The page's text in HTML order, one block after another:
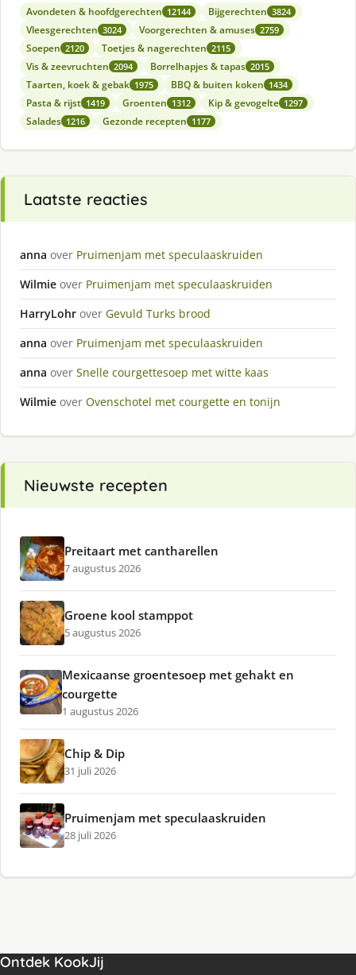
Avondeten & hoofdgerechten 12144 Bijgerechten 3824
Vleesgerechten 3024 Voorgerechten & amuses 2759
Soepen 2120 Toetjes & nagerechten 2115
Vis & zeevruchten 2094 Borrelhapjes & tapas 2015
Taarten, koek & gebak 1975 BBQ & buiten koken 1434
Pasta & rijst 1419 Groenten 1312 Kip & gevogelte 1297
Salades 1216 Gezonde recepten 1177
Laatste reacties
anna over Pruimenjam met speculaaskruiden
Wilmie over Pruimenjam met speculaaskruiden
HarryLohr over Gevuld Turks brood
anna over Pruimenjam met speculaaskruiden
anna over Snelle courgettesoep met witte kaas
Wilmie over Ovenschotel met courgette en tonijn
Nieuwste recepten
Preitaart met cantharellen
7 augustus 2026
Groene kool stamppot
5 augustus 2026
Mexicaanse groentesoep met gehakt en
courgette
1 augustus 2026
Chip & Dip
31 juli 2026
Pruimenjam met speculaaskruiden
28 juli 2026
Ontdek KookJij